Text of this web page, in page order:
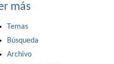
más
Temas
Búsqueda
Archivo